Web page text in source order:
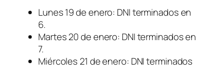
Lunes 19 de enero: DNI terminados en
6.
Martes 20 de enero: DNI terminados en
7.
Miércoles 21 de enero: DNI terminados